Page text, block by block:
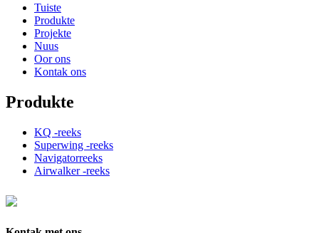
Tuiste
Produkte
Projekte
Nuus
Oor ons
Kontak ons
Produkte
KQ -reeks
Superwing -reeks
Navigatorreeks
Airwalker -reeks